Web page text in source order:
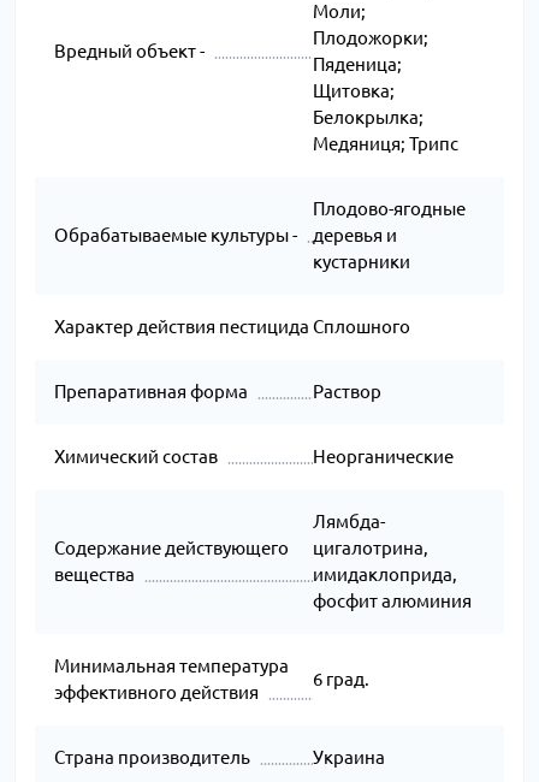
Вредный объект -
Моли;
Плодожорки;
Пяденица;
Щитовка;
Белокрылка;
Медяниця; Трипс
Обрабатываемые культуры -
Плодово-ягодные
деревья и
кустарники
Характер действия пестицида Сплошного
Препаративная форма Раствор
Химический состав Неорганические
Содержание действующего
вещества
Лямбда-
цигалотрина,
имидаклоприда,
фосфит алюминия
Минимальная температура
эффективного действия
6 град.
Страна производитель Украина